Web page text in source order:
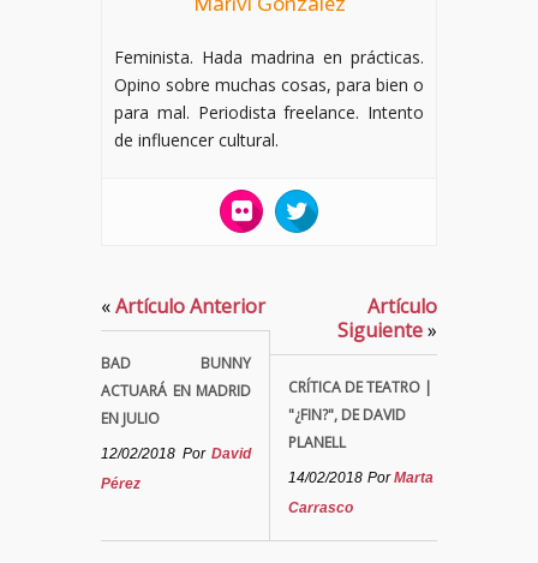
Feminista. Hada madrina en prácticas.
Opino sobre muchas cosas, para bien o
para mal. Periodista freelance. Intento
de influencer cultural.
«Artículo Anterior
BAD BUNNY
ACTUARÁ EN MADRID
EN JULIO
12/02/2018 Por David
Pérez
Artículo
Siguiente»
CRÍTICA DE TEATRO |
"¿FIN?", DE DAVID
PLANELL
14/02/2018 PorMarta
Carrasco